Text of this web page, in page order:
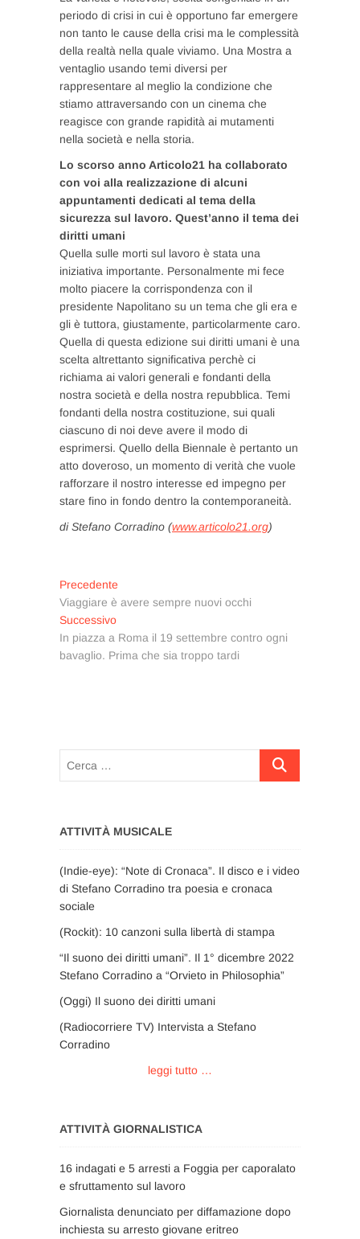
periodo di crisi in cui è opportuno far emergere
non tanto le cause della crisi ma le complessità
della realtà nella quale viviamo. Una Mostra a
ventaglio usando temi diversi per
rappresentare al meglio la condizione che
stiamo attraversando con un cinema che
reagisce con grande rapidità ai mutamenti
nella società e nella storia.
Lo scorso anno Articolo21 ha collaborato
con voi alla realizzazione di alcuni
appuntamenti dedicati al tema della
sicurezza sul lavoro. Quest’anno il tema dei
diritti umani
Quella sulle morti sul lavoro è stata una
iniziativa importante. Personalmente mi fece
molto piacere la corrispondenza con il
presidente Napolitano su un tema che gli era e
gli è tuttora, giustamente, particolarmente caro.
Quella di questa edizione sui diritti umani è una
scelta altrettanto significativa perchè ci
richiama ai valori generali e fondanti della
nostra società e della nostra repubblica. Temi
fondanti della nostra costituzione, sui quali
ciascuno di noi deve avere il modo di
esprimersi. Quello della Biennale è pertanto un
atto doveroso, un momento di verità che vuole
rafforzare il nostro interesse ed impegno per
stare fino in fondo dentro la contemporaneità.
di Stefano Corradino (www.articolo21.org)
Navigazione
articoli
Precedente
precedente:
Viaggiare è avere sempre nuovi occhi
SuccessivoArticolo
successivo:
In piazza a Roma il 19 settembre contro ogni
bavaglio. Prima che sia troppo tardi
Cerca
ATTIVITÀ MUSICALE
(Indie-eye): “Note di Cronaca”. Il disco e i video
di Stefano Corradino tra poesia e cronaca
sociale
(Rockit): 10 canzoni sulla libertà di stampa
“Il suono dei diritti umani”. Il 1° dicembre 2022
Stefano Corradino a “Orvieto in Philosophia”
(Oggi) Il suono dei diritti umani
(Radiocorriere TV) Intervista a Stefano
Corradino
leggi tutto …
ATTIVITÀ GIORNALISTICA
16 indagati e 5 arresti a Foggia per caporalato
e sfruttamento sul lavoro
Giornalista denunciato per diffamazione dopo
inchiesta su arresto giovane eritreo